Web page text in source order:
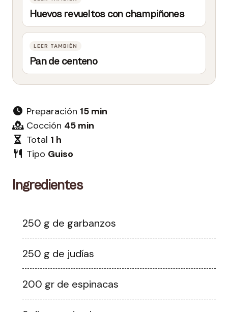
Huevos revueltos con champiñones
Pan de centeno
Preparación 15 min
Cocción 45 min
Total 1 h
Tipo Guiso
Ingredientes
250 g de garbanzos
250 g de judías
200 gr de espinacas